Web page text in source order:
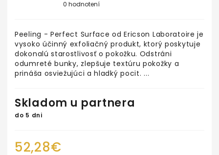
0 hodnotení
Peeling - Perfect Surface od Ericson Laboratoire je
vysoko účinný exfoliačný produkt, ktorý poskytuje
dokonalú starostlivosť o pokožku. Odstráni
odumreté bunky, zlepšuje textúru pokožky a
prináša osviežujúci a hladký pocit. ...
Skladom u partnera
do 5 dni
52,28€